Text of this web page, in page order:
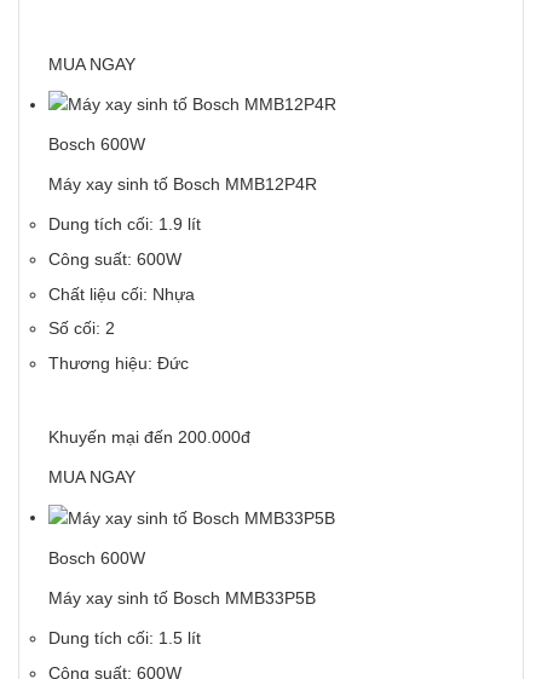
MUA NGAY
Bosch 600W
Máy xay sinh tố Bosch MMB12P4R
Dung tích cối: 1.9 lít
Công suất: 600W
Chất liệu cối: Nhựa
Số cối: 2
Thương hiệu: Đức
Khuyến mại đến 200.000đ
MUA NGAY
Bosch 600W
Máy xay sinh tố Bosch MMB33P5B
Dung tích cối: 1.5 lít
Công suất: 600W